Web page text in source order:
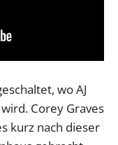
wo AJ
Corey Graves
kurz nach dieser